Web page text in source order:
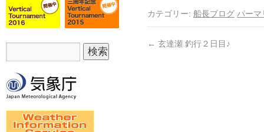
カテゴリー: 船長ブログ パーマ
← 玄達瀬 釣行２日目♪